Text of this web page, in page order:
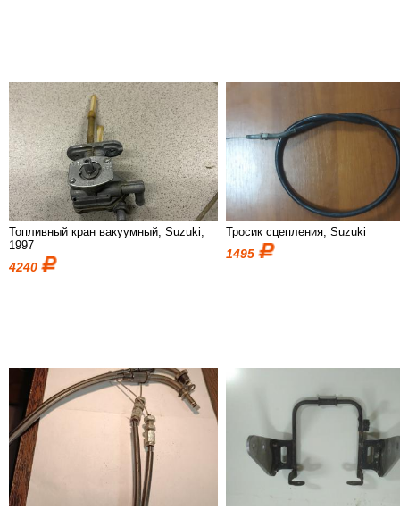
Топливный кран вакуумный, Suzuki,
1997
4240
Тросик сцепления, Suzuki
1495